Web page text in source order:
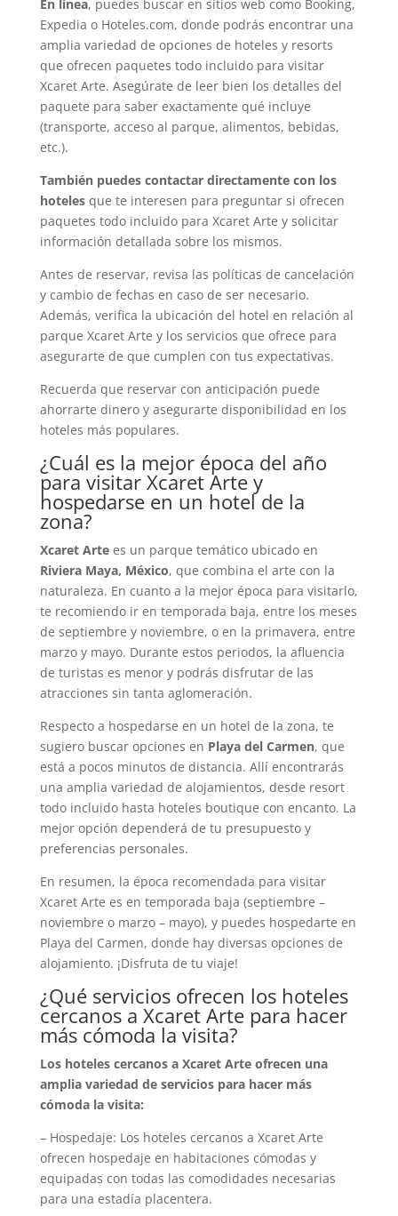
En línea, puedes buscar en sitios web como Booking,
Expedia o Hoteles.com, donde podrás encontrar una
amplia variedad de opciones de hoteles y resorts
que ofrecen paquetes todo incluido para visitar
Xcaret Arte. Asegúrate de leer bien los detalles del
paquete para saber exactamente qué incluye
(transporte, acceso al parque, alimentos, bebidas,
etc.).
También puedes contactar directamente con los
hotelesque te interesen para preguntar si ofrecen
paquetes todo incluido para Xcaret Arte y solicitar
información detallada sobre los mismos.
Antes de reservar, revisa las políticas de cancelación
y cambio de fechas en caso de ser necesario.
Además, verifica la ubicación del hotel en relación al
parque Xcaret Arte y los servicios que ofrece para
asegurarte de que cumplen con tus expectativas.
Recuerda que reservar con anticipación puede
ahorrarte dinero y asegurarte disponibilidad en los
hoteles más populares.
¿Cuál es la mejor época del año
para visitar Xcaret Arte y
hospedarse en un hotel de la
zona?
Xcaret Artees un parque temático ubicado en
Riviera Maya, México, que combina el arte con la
naturaleza. En cuanto a la mejor época para visitarlo,
te recomiendo ir en temporada baja, entre los meses
de septiembre y noviembre, o en la primavera, entre
marzo y mayo. Durante estos periodos, la afluencia
de turistas es menor y podrás disfrutar de las
atracciones sin tanta aglomeración.
Respecto a hospedarse en un hotel de la zona, te
sugiero buscar opciones en Playa del Carmen, que
está a pocos minutos de distancia. Allí encontrarás
una amplia variedad de alojamientos, desde resort
todo incluido hasta hoteles boutique con encanto. La
mejor opción dependerá de tu presupuesto y
preferencias personales.
En resumen, la época recomendada para visitar
Xcaret Arte es en temporada baja (septiembre –
noviembre o marzo – mayo), y puedes hospedarte en
Playa del Carmen, donde hay diversas opciones de
alojamiento. ¡Disfruta de tu viaje!
¿Qué servicios ofrecen los hoteles
cercanos a Xcaret Arte para hacer
más cómoda la visita?
Los hoteles cercanos a Xcaret Arte ofrecen una
amplia variedad de servicios para hacer más
cómoda la visita:
– Hospedaje: Los hoteles cercanos a Xcaret Arte
ofrecen hospedaje en habitaciones cómodas y
equipadas con todas las comodidades necesarias
para una estadía placentera.